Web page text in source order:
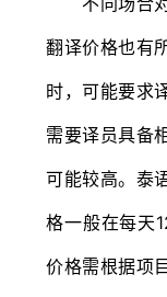
翻译价格也有
时，可能要求
需要译员具备
可能较高。泰
格一般在每天
价格需根据项